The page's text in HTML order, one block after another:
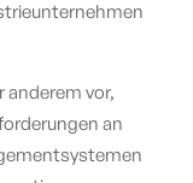
anderem vor,
an